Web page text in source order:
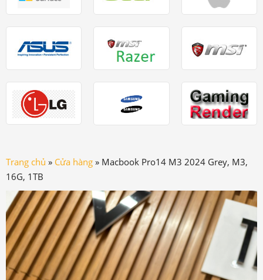
Trang chủ » Cửa hàng » Macbook Pro14 M3 2024 Grey, M3,
16G, 1TB